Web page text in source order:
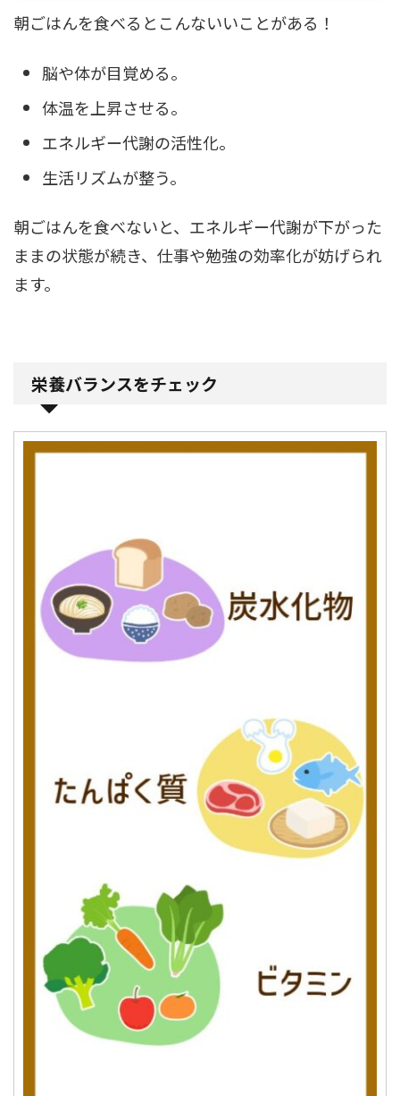
朝ごはんを食べるとこんないいことがある！
脳や体が目覚める。
体温を上昇させる。
エネルギー代謝の活性化。
生活リズムが整う。
朝ごはんを食べないと、エネルギー代謝が下がった
ままの状態が続き、仕事や勉強の効率化が妨げられ
ます。
栄養バランスをチェック